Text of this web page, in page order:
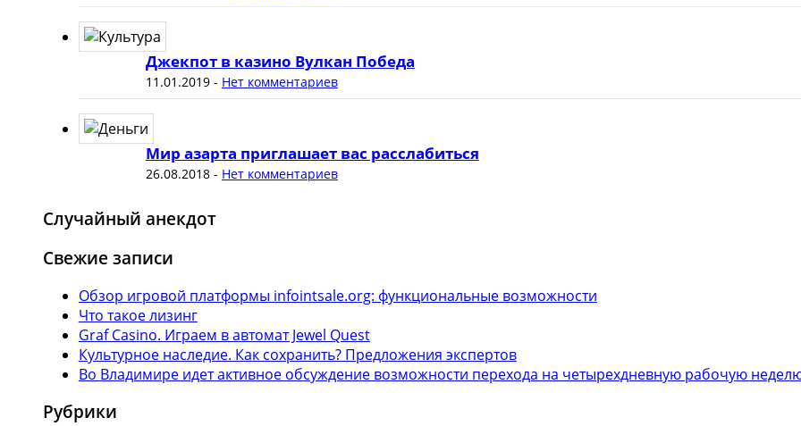
Джекпот в казино Вулкан Победа
11.01.2019- Нет комментариев
Мир азарта приглашает вас расслабиться
26.08.2018- Нет комментариев
Случайный анекдот
Свежие записи
Обзор игровой платформы infointsale.org: функциональные возможности
Что такое лизинг
Graf Casino. Играем в автомат Jewel Quest
Культурное наследие. Как сохранить? Предложения экспертов
Во Владимире идет активное обсуждение возможности перехода на четырехдневную рабочую
Рубрики